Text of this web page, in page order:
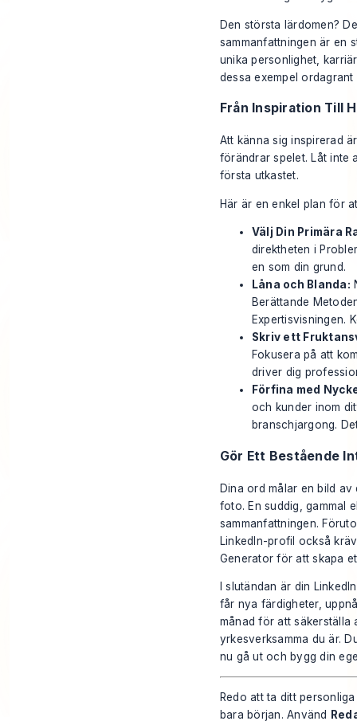
Den största lärdomen?
sammanfattningen är en
unika personlighet,
dessa exempel
Från Inspiration Till
Att känna sig inspirerad
förändrar spelet. Låt inte
första utkastet.
Här är en enkel plan för
Välj Din Primära
direktheten i
en som din grund.
Låna och Blanda:
Berättande
Expertisvisningen.
Skriv ett
Fokusera på att
driver dig
Förfina med
och kunder inom
branschjargong.
Gör Ett Bestående
Dina ord målar en bild
foto. En suddig, gammal
sammanfattningen.
LinkedIn-profil också
Generator för att skapa
I slutändan är din
får nya färdigheter,
månad för att säkerställa
yrkesverksamma du är.
nu gå ut och bygg din
Redo att ta ditt
bara början. Använd